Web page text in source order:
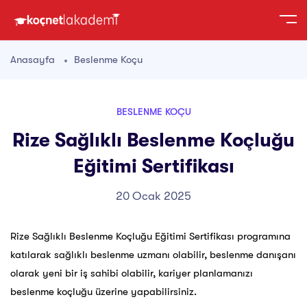
Anasayfa Beslenme Koçu
BESLENME KOÇU
Rize Sağlıklı Beslenme Koçluğu
Eğitimi Sertifikası
20 Ocak 2025
Rize Sağlıklı Beslenme Koçluğu Eğitimi Sertifikası programına
katılarak sağlıklı beslenme uzmanı olabilir, beslenme danışanı
olarak yeni bir iş sahibi olabilir, kariyer planlamanızı
beslenme koçluğu üzerine yapabilirsiniz.